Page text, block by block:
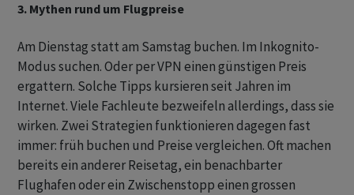
3. Mythen rund um Flugpreise
Am Dienstag statt am Samstag buchen. Im Inkognito-
Modus suchen. Oder per VPN einen günstigen Preis
ergattern. Solche Tipps kursieren seit Jahren im
Internet. Viele Fachleute bezweifeln allerdings, dass sie
wirken. Zwei Strategien funktionieren dagegen fast
immer: früh buchen und Preise vergleichen. Oft machen
bereits ein anderer Reisetag, ein benachbarter
Flughafen oder ein Zwischenstopp einen grossen